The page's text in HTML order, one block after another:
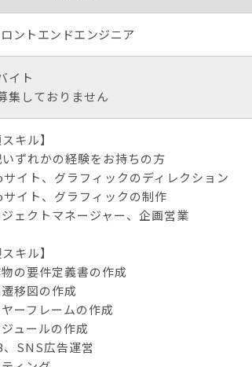
ントエンドエンジニア
イト
集しておりません
スキル】
ずれかの経験をお持ちの方
イト、グラフィックのディレクション
イト、グラフィックの制作
ェクトマネージャー、企画営業
スキル】
の要件定義書の作成
移図の作成
ーフレームの作成
ュールの作成
、SNS広告運営